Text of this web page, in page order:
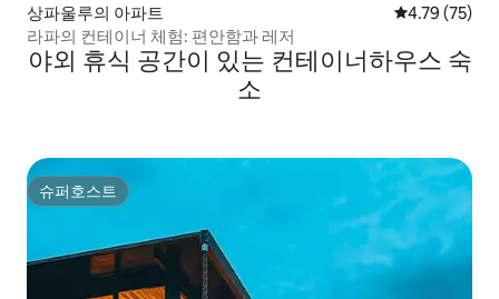
상파울루의 아파트 평점 4.79점
4.79 (75)
라파의 컨테이너 체험: 편안함과 레저
야외 휴식 공간이 있는 컨테이너하우스 숙
소
슈퍼호스트
슈퍼호스트